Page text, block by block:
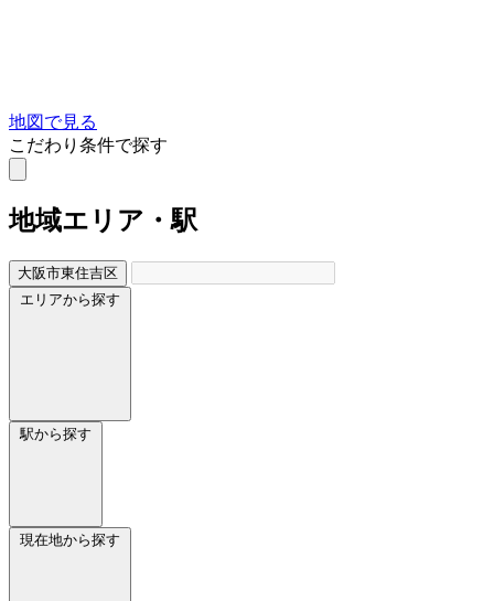
地図で見る
こだわり条件で探す
地域エリア・駅
大阪市東住吉区
エリアから探す
駅から探す
現在地から探す